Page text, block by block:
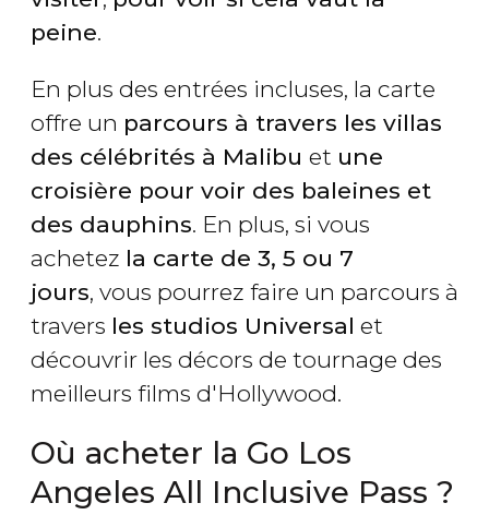
peine.
En plus des entrées incluses, la carte
offre un parcours à travers les villas
des célébrités à Malibu et une
croisière pour voir des baleines et
des dauphins. En plus, si vous
achetez la carte de 3, 5 ou 7
jours, vous pourrez faire un parcours à
travers les studios Universal et
découvrir les décors de tournage des
meilleurs films d'Hollywood.
Où acheter la Go Los
Angeles All Inclusive Pass ?